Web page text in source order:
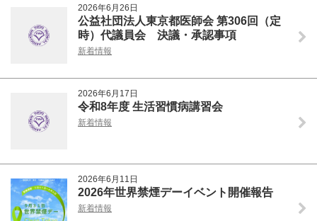
2026年6月26日
公益社団法人東京都医師会 第306回（定
時）代議員会 決議・承認事項
新着情報
2026年6月17日
令和8年度 生活習慣病講習会
新着情報
2026年6月11日
2026年世界禁煙デーイベント開催報告
新着情報